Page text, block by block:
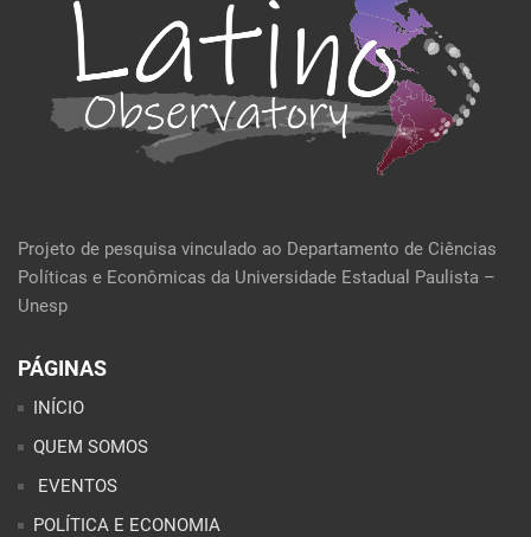
Projeto de pesquisa vinculado ao Departamento de Ciências
Políticas e Econômicas da Universidade Estadual Paulista –
Unesp
PÁGINAS
INÍCIO
QUEM SOMOS
EVENTOS
POLÍTICA E ECONOMIA